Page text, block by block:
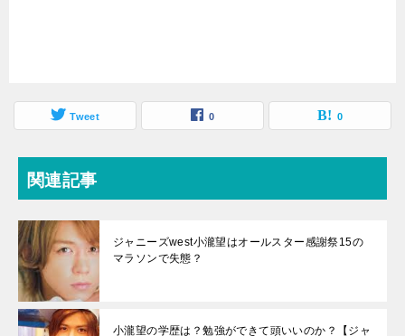
Tweet 0 0
関連記事
ジャニーズwest小瀧望はオールスター感謝祭15の
マラソンで失態？
小瀧望の学歴は？勉強ができて頭いいのか？【ジャ